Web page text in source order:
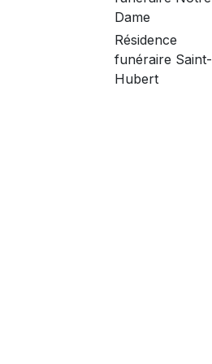
Dame
Résidence
funéraire Saint-
Hubert